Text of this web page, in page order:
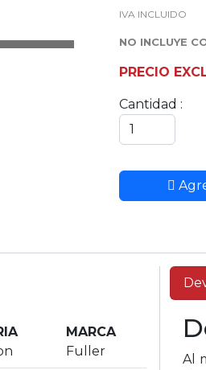
IVA INCLUIDO
NO INCLUYE
PRECIO
Cantidad :
MARCA
Fuller
Al